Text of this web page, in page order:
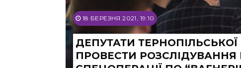
18 БЕРЕЗНЯ 2021, 19:10
ДЕПУТАТИ
ПРОВЕСТИ